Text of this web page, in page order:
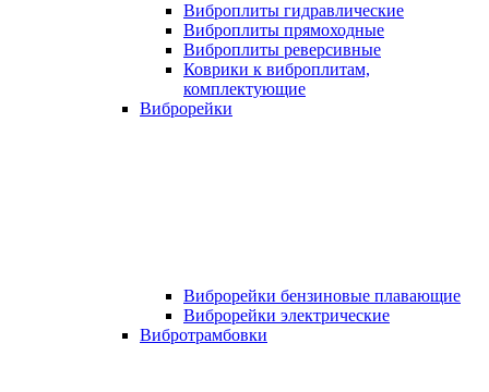
Виброплиты гидравлические
Виброплиты прямоходные
Виброплиты реверсивные
Коврики к виброплитам,
комплектующие
Виброрейки
Виброрейки бензиновые плавающие
Виброрейки электрические
Вибротрамбовки